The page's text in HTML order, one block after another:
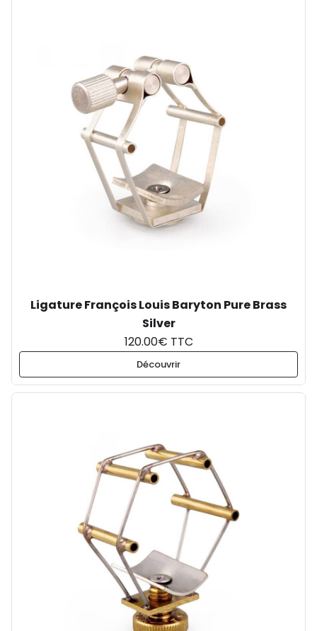
Ligature François Louis Baryton Pure Brass
Silver
120.00€ TTC
Découvrir